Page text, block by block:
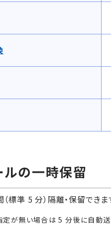
ルの一時保留
標準 5 分）隔離・保留できま
定が無い場合は 5 分後に自動送